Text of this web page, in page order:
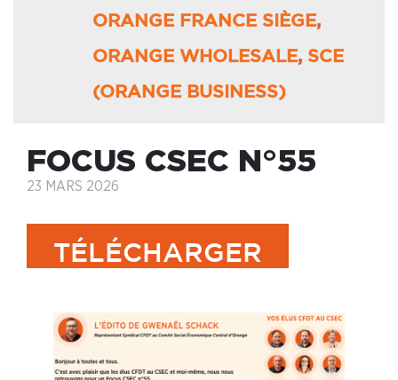
ORANGE FRANCE SIÈGE,
ORANGE WHOLESALE, SCE
(ORANGE BUSINESS)
FOCUS CSEC N°55
23 MARS 2026
TÉLÉCHARGER